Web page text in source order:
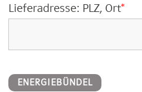
Lieferadresse: PLZ, Ort*
ENERGIEBÜNDEL